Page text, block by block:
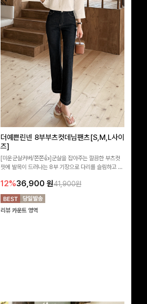
더예쁜린넨 8부부츠컷데님팬츠[S,M,L사이
즈]
[미운군살커버/쫀쫀👍]군살을 잡아주는 깔끔한 부츠컷
핏에 발목이 드러나는 8부 기장으로 다리를 슬림하고 길
요~!
12%36,900 원41,900원
리뷰 카운트 영역